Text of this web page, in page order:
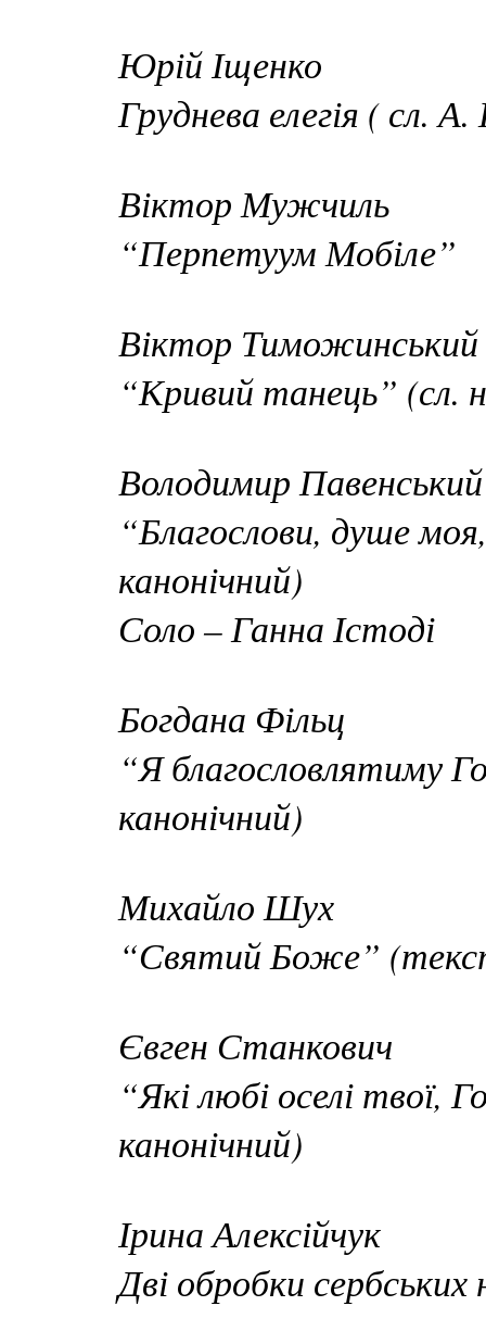
Юрій Іщенко
Груднева елегія ( сл. А.
Віктор Мужчиль
“Перпетуум Мобіле”
Віктор Тиможинський
“Кривий танець” (сл.
Володимир Павенський
“Благослови, душе
канонічний)
Соло – Ганна Істоді
Богдана Фільц
“Я благословлятиму
канонічний)
Михайло Шух
“Святий Боже”
Євген Станкович
“Які любі оселі
канонічний)
Ірина Алексійчук
Дві обробки сербських